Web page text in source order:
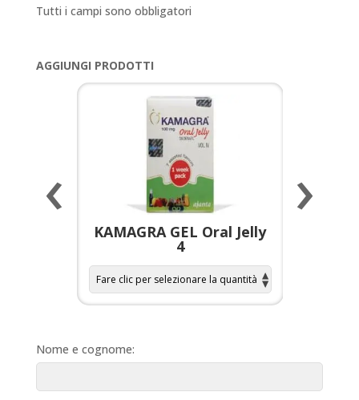
Tutti i campi sono obbligatori
AGGIUNGI PRODOTTI
KAMAGRA GEL Oral Jelly
4
‹ ›
Nome e cognome: